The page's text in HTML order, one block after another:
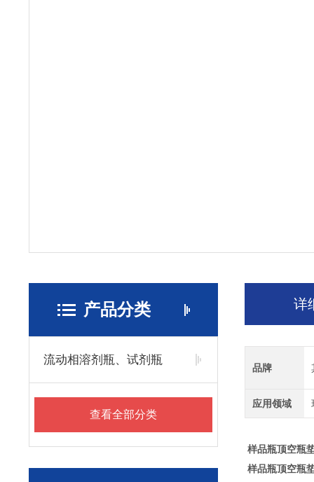
产品分类
流动相溶剂瓶、试剂瓶
查看全部分类
详
品牌
应用领域
样品瓶顶空瓶
样品瓶顶空瓶